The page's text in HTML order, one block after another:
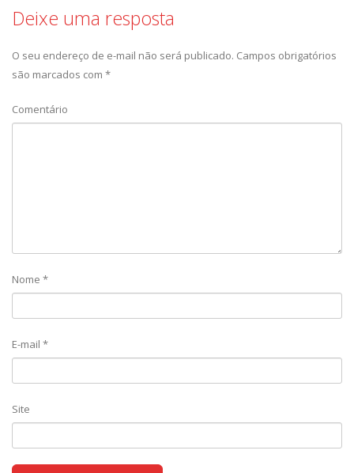
Deixe uma resposta
O seu endereço de e-mail não será publicado. Campos obrigatórios
são marcados com *
Comentário
Nome *
E-mail *
Site